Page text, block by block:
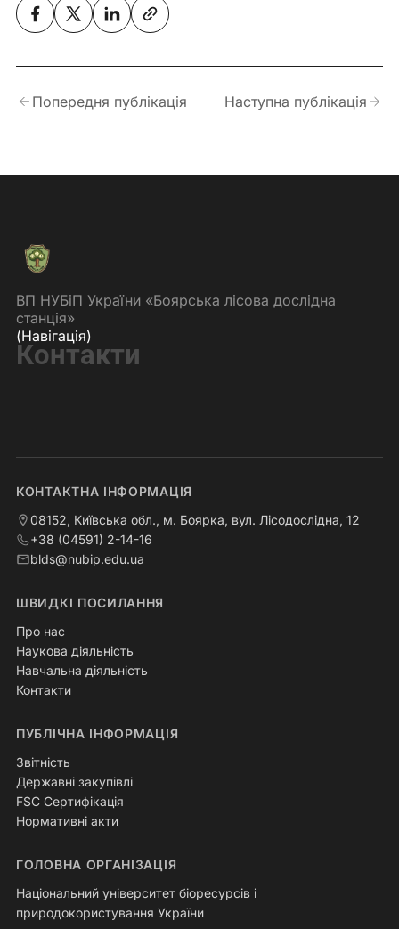
Попередня публікація Наступна публікація
ВП НУБіП України «Боярська лісова дослідна
станція»
(Навігація)
Контакти
КОНТАКТНА ІНФОРМАЦІЯ
08152, Київська обл., м. Боярка, вул. Лісодослідна, 12
+38 (04591) 2-14-16
blds@nubip.edu.ua
ШВИДКІ ПОСИЛАННЯ
Про нас
Наукова діяльність
Навчальна діяльність
Контакти
ПУБЛІЧНА ІНФОРМАЦІЯ
Звітність
Державні закупівлі
FSC Сертифікація
Нормативні акти
ГОЛОВНА ОРГАНІЗАЦІЯ
Національний університет біоресурсів і
природокористування України